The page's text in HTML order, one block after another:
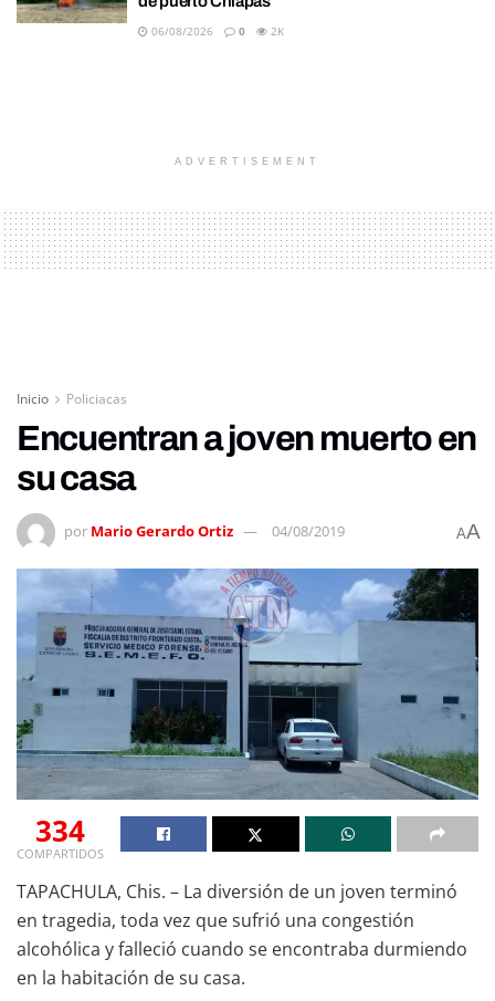
06/08/2026 0 2K
ADVERTISEMENT
Inicio Policiacas
Encuentran a joven muerto en
su casa
por Mario Gerardo Ortiz 04/08/2019 AA
334
COMPARTIDOS
TAPACHULA, Chis. – La diversión de un joven terminó
en tragedia, toda vez que sufrió una congestión
alcohólica y falleció cuando se encontraba durmiendo
en la habitación de su casa.